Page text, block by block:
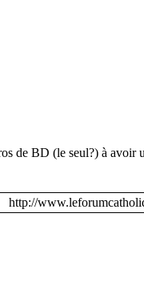
de BD (le seul?) à avoir
http://